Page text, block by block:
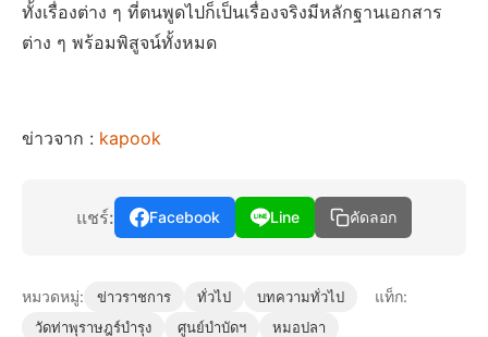
ทั้งเรื่องต่าง ๆ ที่ตนพูดไปก็เป็นเรื่องจริงมีหลักฐานเอกสาร
ต่าง ๆ พร้อมพิสูจน์ทั้งหมด
ข่าวจาก : kapook
แชร์: Facebook Line คัดลอก
หมวดหมู่: ข่าวราชการ ทั่วไป บทความทั่วไป แท็ก:
วัดท่าพุราษฎร์บำรุง ศูนย์บำบัดฯ หมอปลา